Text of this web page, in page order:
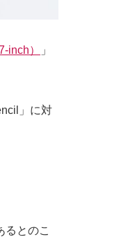
inch）
」
」に対
るとのこ